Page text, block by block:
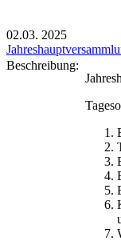
02.03. 2025
Beschreibung: